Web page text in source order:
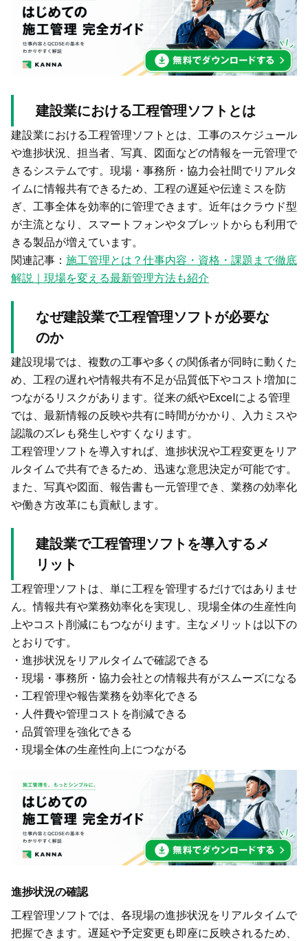
建設業における工程管理ソフトとは
建設業における工程管理ソフトとは、工事のスケジュール
や進捗状況、担当者、写真、図面などの情報を一元管理で
きるシステムです。現場・事務所・協力会社間でリアルタ
イムに情報共有できるため、工程の遅延や伝達ミスを防
ぎ、工事全体を効率的に管理できます。近年はクラウド型
が主流となり、スマートフォンやタブレットからも利用で
きる製品が増えています。
関連記事： 施工管理とは？仕事内容・資格・課題まで徹底
解説｜現場を変える最新管理方法も紹介
なぜ建設業で工程管理ソフトが必要な
のか
建設現場では、複数の工事や多くの関係者が同時に動くた
め、工程の遅れや情報共有不足が品質低下やコスト増加に
つながるリスクがあります。従来の紙やExcelによる管理
では、最新情報の反映や共有に時間がかかり、入力ミスや
認識のズレも発生しやすくなります。
工程管理ソフトを導入すれば、進捗状況や工程変更をリア
ルタイムで共有できるため、迅速な意思決定が可能です。
また、写真や図面、報告書も一元管理でき、業務の効率化
や働き方改革にも貢献します。
建設業で工程管理ソフトを導入するメ
リット
工程管理ソフトは、単に工程を管理するだけではありませ
ん。情報共有や業務効率化を実現し、現場全体の生産性向
上やコスト削減にもつながります。主なメリットは以下の
とおりです。
・進捗状況をリアルタイムで確認できる
・現場・事務所・協力会社との情報共有がスムーズになる
・工程管理や報告業務を効率化できる
・人件費や管理コストを削減できる
・品質管理を強化できる
・現場全体の生産性向上につながる
進捗状況の確認
工程管理ソフトでは、各現場の進捗状況をリアルタイムで
把握できます。遅延や予定変更も即座に反映されるため、